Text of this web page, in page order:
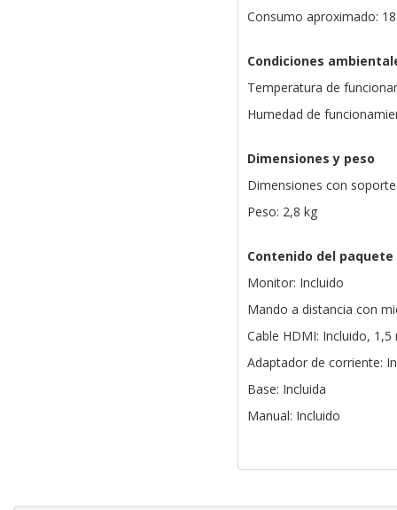
Consumo aproximado:
Condiciones
Temperatura de
Humedad de
Dimensiones y peso
Dimensiones con
Peso: 2,8 kg
Contenido del paquete
Monitor: Incluido
Mando a distancia con
Cable HDMI: Incluido, 1,5
Adaptador de corriente:
Base: Incluida
Manual: Incluido